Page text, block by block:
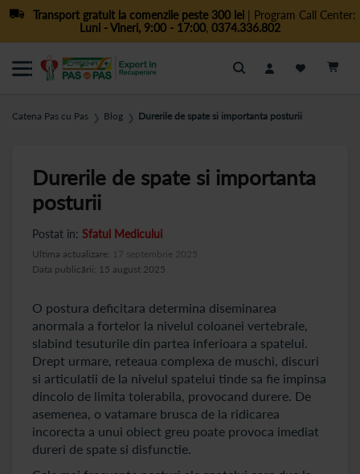
Transport gratuit la comenzile peste 300 lei| Program Call Center:
Luni - Vineri, 9:00 - 17:00, 0374.336.802
Cautare
Catena Pas cu Pas ❯ Blog ❯ Durerile de spate si importanta posturii
Durerile de spate si importanta
posturii
Postat in: Sfatul Medicului
Data publicării: 15 august 2025
Ultima actualizare: 17 septembrie 2025
O postura deficitara determina diseminarea
anormala a fortelor la nivelul coloanei vertebrale,
slabind tesuturile din partea inferioara a spatelui.
Drept urmare, reteaua complexa de muschi, discuri
si articulatii de la nivelul spatelui tinde sa fie impinsa
dincolo de limita tolerabila, provocand durere. De
asemenea, o vatamare brusca de la ridicarea
incorecta a unui obiect greu poate provoca imediat
dureri de spate si disfunctie.